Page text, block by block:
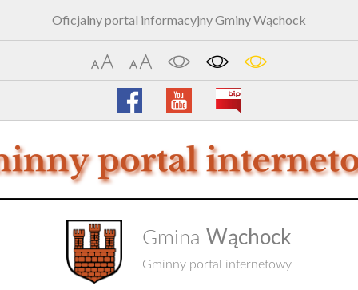
Oficjalny portal informacyjny Gminy Wąchock
Gmina Wąchock
Gminny portal internetowy